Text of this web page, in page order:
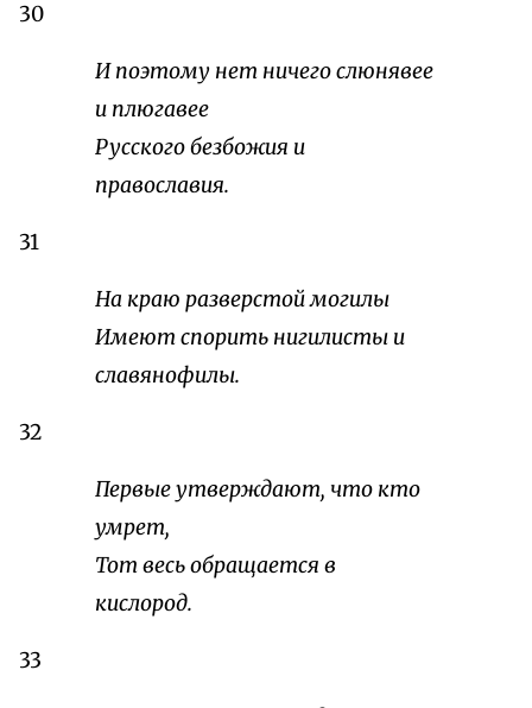
30
И поэтому нет ничего слюнявее
и плюгавее
Русского безбожия и
православия.
31
На краю разверстой могилы
Имеют спорить нигилисты и
славянофилы.
32
Первые утверждают, что кто
умрет,
Тот весь обращается в
кислород.
33